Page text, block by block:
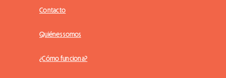
Contacto
Quiénes somos
¿Cómo funciona?